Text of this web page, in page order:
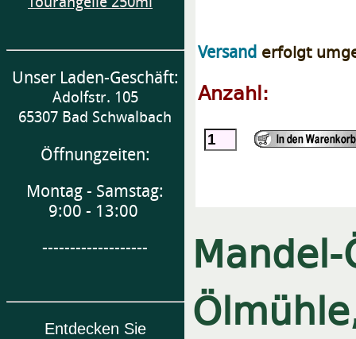
Unser Laden-Geschäft:
Adolfstr. 105
65307 Bad Schwalbach
Öffnungzeiten:
Montag - Samstag:
9:00 - 13:00
-------------------
Entdecken Sie
Versand erfolgt
Anzahl: